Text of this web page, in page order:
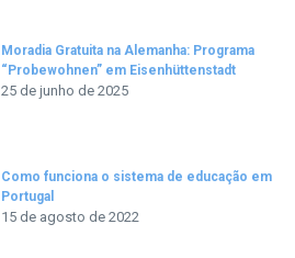
Moradia Gratuita na Alemanha: Programa
“Probewohnen” em Eisenhüttenstadt
25 de junho de 2025
Como funciona o sistema de educação em
Portugal
15 de agosto de 2022